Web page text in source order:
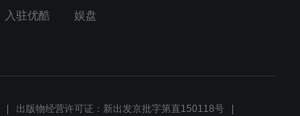
入驻优酷 娱盘
出版物经营许可证：新出发京批字第直150118号